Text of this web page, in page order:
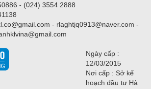
- (024) 3554 2888
- rlaghtjq0913@naver.com -
Ngày cấp :
12/03/2015
Nơi cấp : Sở kế
hoạch đầu tư Hà